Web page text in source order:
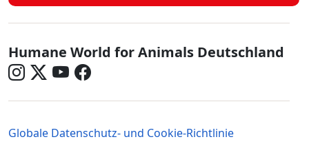
Germany - Social Menu in German
Humane World for Animals Deutschland
Globale Datenschutz- und Cookie-Richtlinie